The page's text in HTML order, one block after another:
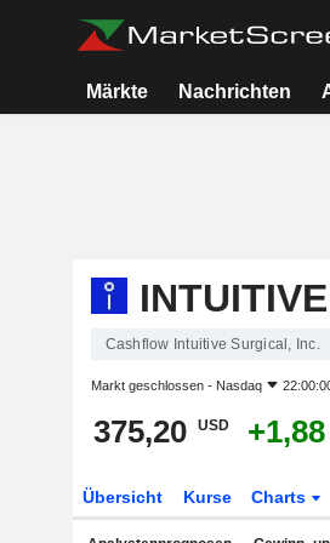
Märkte Nachrichten
Cashflow Intuitive Surgical, Inc.
Markt geschlossen - Nasdaq
375,20 USD
Übersicht Kurse Charts